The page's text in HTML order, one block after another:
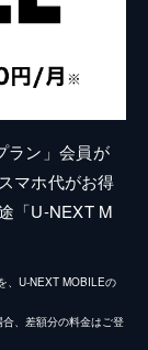
ラン」会員が
マホ代がお得
「U-NEXT M
、U-NEXT MOBILEの
、差額分の料金はご登